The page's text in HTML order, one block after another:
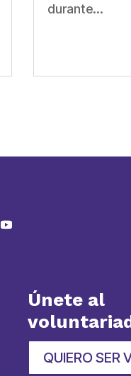
durante...
Únete al
QUIERO SER